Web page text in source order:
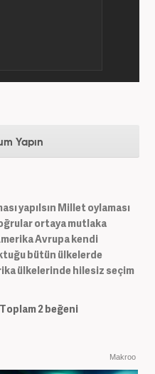
Yapın
yapılsın Millet oylaması
ortaya mutlaka
Avrupa kendi
bütün ülkelerde
ülkelerinde hilesiz seçim
Toplam2 beğeni
Makroo